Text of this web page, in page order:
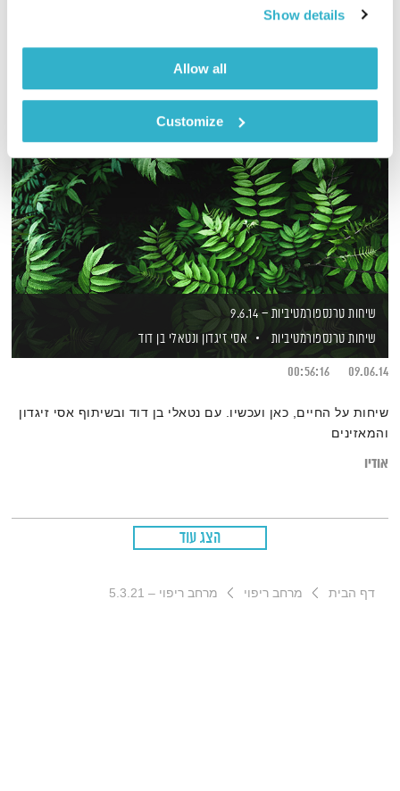
Show details
Allow all
Customize
שיחות טרנספורמטיביות – 9.6.14
שיחות טרנספורמטיביות
אסי זיגדון ונטאלי בן דוד
09.06.14
00:56:16
שיחות על החיים, כאן ועכשיו. עם נטאלי בן דוד ובשיתוף אסי זיגדון
והמאזינים
אודיו
הצג עוד
דף הבית מרחב ריפוי מרחב ריפוי – 5.3.21